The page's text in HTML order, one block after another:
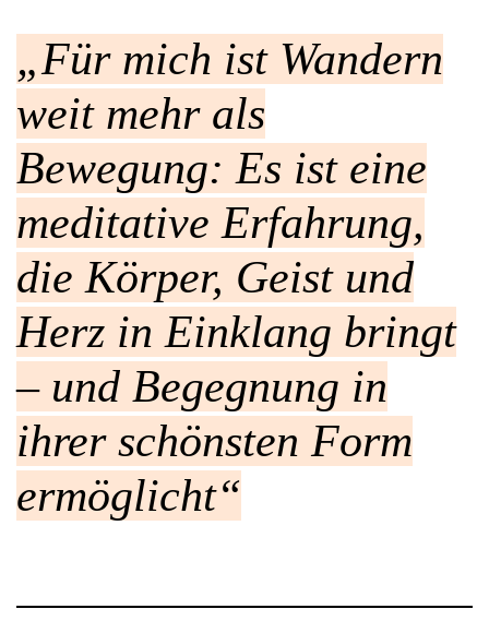
„Für mich ist Wandern
weit mehr als
Bewegung: Es ist eine
meditative Erfahrung,
die Körper, Geist und
Herz in Einklang bringt
– und Begegnung in
ihrer schönsten Form
ermöglicht“